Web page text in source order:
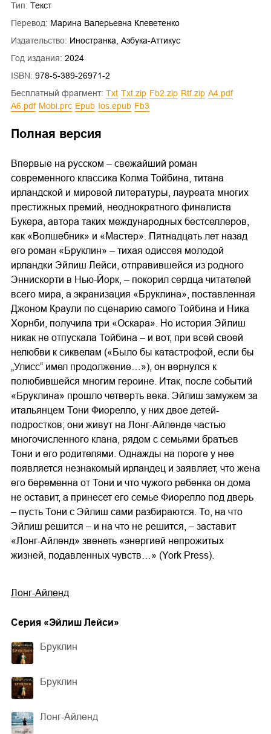
Тип: Текст
Перевод: Марина Валерьевна Клеветенко
Издательство: Иностранка, Азбука-Аттикус
Год издания: 2024
ISBN: 978-5-389-26971-2
Бесплатный фрагмент:
txt txt.zip fb2.zip rtf.zip
a4.pdf
a6.pdf
mobi.prc epub ios.epub fb3
Полная версия
Впервые на русском – свежайший роман
современного классика Колма Тойбина, титана
ирландской и мировой литературы, лауреата многих
престижных премий, неоднократного финалиста
Букера, автора таких международных бестселлеров,
как «Волшебник» и «Мастер». Пятнадцать лет назад
его роман «Бруклин» – тихая одиссея молодой
ирландки Эйлиш Лейси, отправившейся из родного
Эннискорти в Нью-Йорк, – покорил сердца читателей
всего мира, а экранизация «Бруклина», поставленная
Джоном Краули по сценарию самого Тойбина и Ника
Хорнби, получила три «Оскара». Но история Эйлиш
никак не отпускала Тойбина – и вот, при всей своей
нелюбви к сиквелам («Было бы катастрофой, если бы
„Улисс“ имел продолжение…»), он вернулся к
полюбившейся многим героине. Итак, после событий
«Бруклина» прошло четверть века. Эйлиш замужем за
итальянцем Тони Фиорелло, у них двое детей-
подростков; они живут на Лонг-Айленде частью
многочисленного клана, рядом с семьями братьев
Тони и его родителями. Однажды на пороге у нее
появляется незнакомый ирландец и заявляет, что жена
его беременна от Тони и что чужого ребенка он дома
не оставит, а принесет его семье Фиорелло под дверь
– пусть Тони с Эйлиш сами разбираются. То, на что
Эйлиш решится – и на что не решится, – заставит
«Лонг-Айленд» звенеть «энергией непрожитых
жизней, подавленных чувств…» (York Press).
Лонг-Айленд
Cерия «Эйлиш Лейси»
Бруклин
Бруклин
Лонг-Айленд